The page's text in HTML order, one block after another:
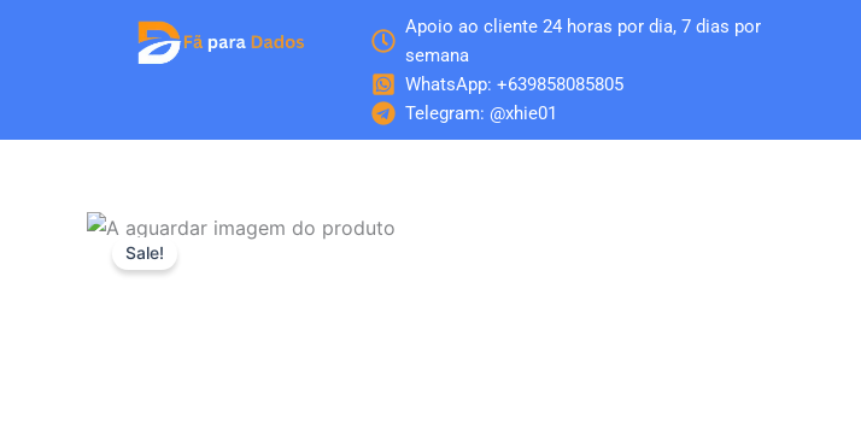
Apoio ao cliente 24 horas por dia, 7 dias por
semana
WhatsApp: +639858085805
Telegram: @xhie01
Sale!